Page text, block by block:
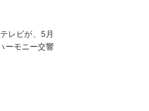
レビが、5月
ーモニー交響